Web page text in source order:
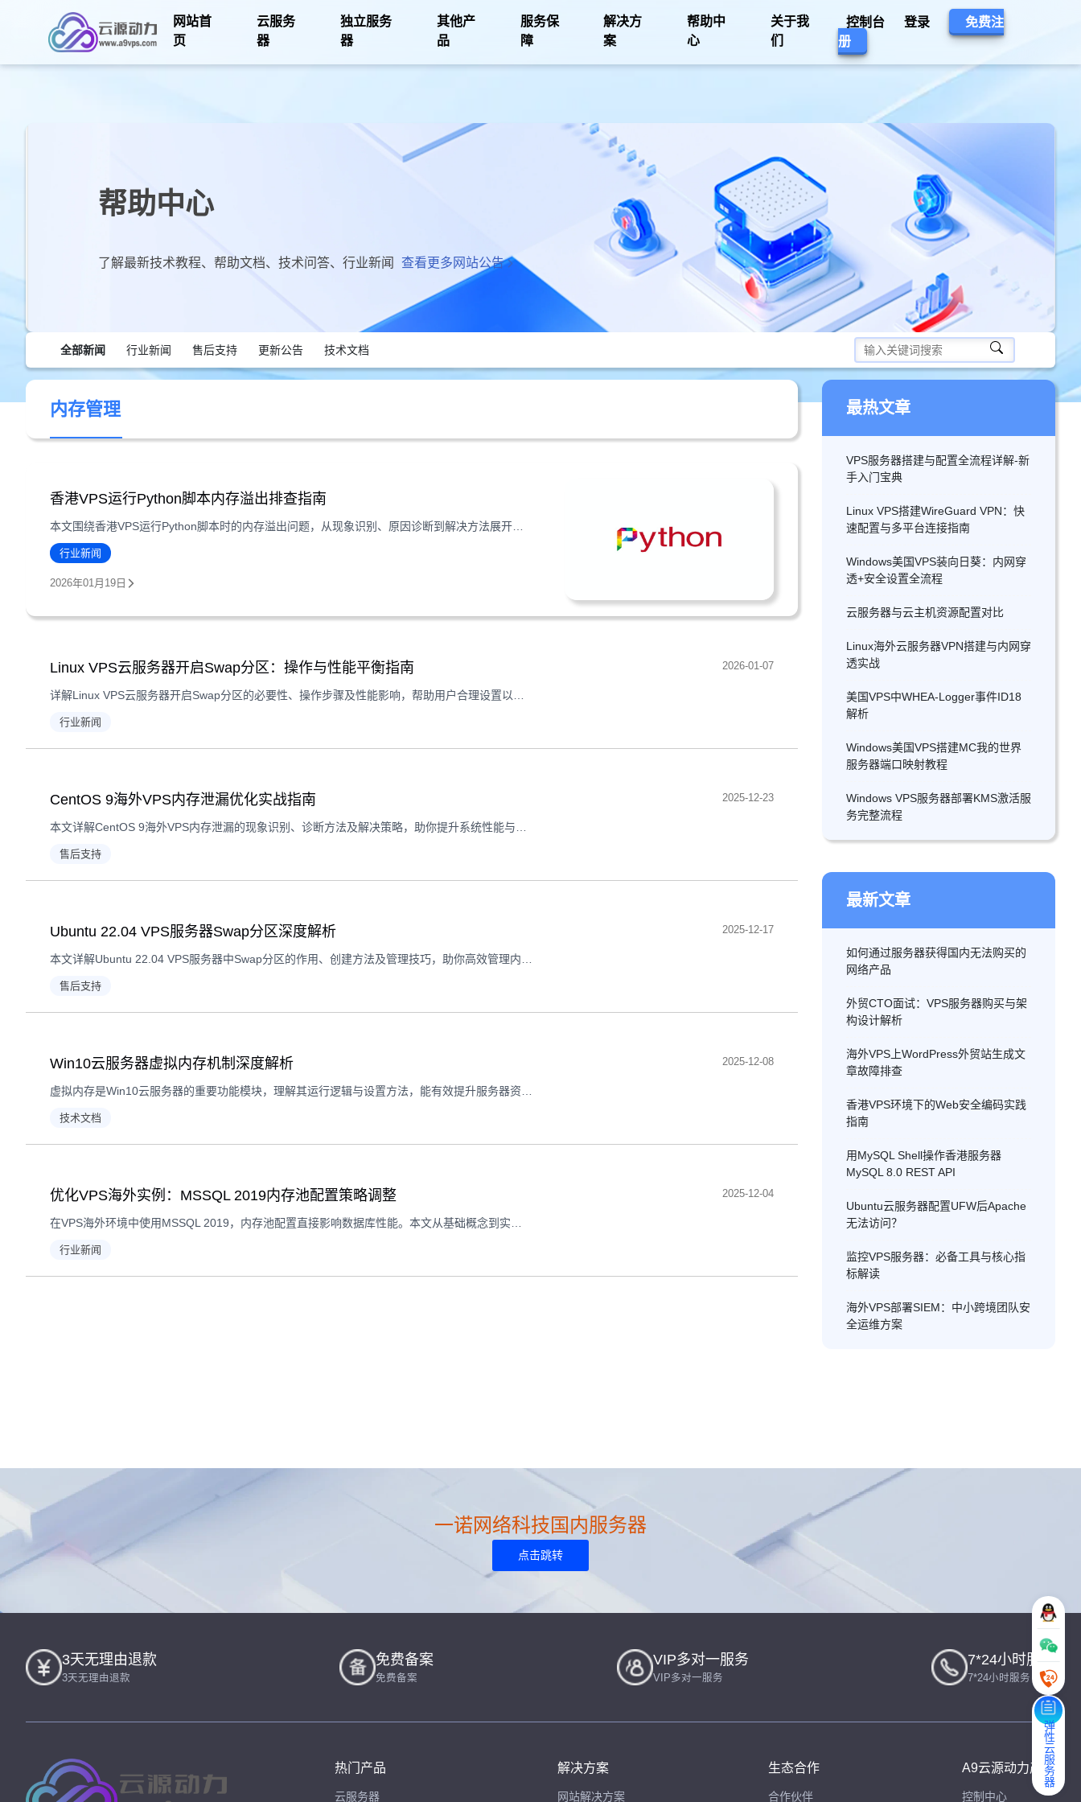
网站首
页
云服务
器
独立服务
器
其他产
品
服务保
障
解决方
案
帮助中
心
关于我
们
控制台 登录
免费注
册
帮助中心
了解最新技术教程、帮助文档、技术问答、行业新闻 查看更多网站公告
全部新闻 行业新闻 售后支持 更新公告 技术文档
内存管理
香港VPS运行Python脚本内存溢出排查指南
行业新闻
2026年01月19日
Linux VPS云服务器开启Swap分区：操作与性能平衡指南
行业新闻
2026-01-07
CentOS 9海外VPS内存泄漏优化实战指南
售后支持
2025-12-23
Ubuntu 22.04 VPS服务器Swap分区深度解析
售后支持
2025-12-17
Win10云服务器虚拟内存机制深度解析
技术文档
2025-12-08
优化VPS海外实例：MSSQL 2019内存池配置策略调整
行业新闻
2025-12-04
最热文章
VPS服务器搭建与配置全流程详解-新
手入门宝典
Linux VPS搭建WireGuard VPN：快
速配置与多平台连接指南
Windows美国VPS装向日葵：内网穿
透+安全设置全流程
云服务器与云主机资源配置对比
Linux海外云服务器VPN搭建与内网穿
透实战
美国VPS中WHEA-Logger事件ID18
解析
Windows美国VPS搭建MC我的世界
服务器端口映射教程
Windows VPS服务器部署KMS激活服
务完整流程
最新文章
如何通过服务器获得国内无法购买的
网络产品
外贸CTO面试：VPS服务器购买与架
构设计解析
海外VPS上WordPress外贸站生成文
章故障排查
香港VPS环境下的Web安全编码实践
指南
用MySQL Shell操作香港服务器
MySQL 8.0 REST API
Ubuntu云服务器配置UFW后Apache
无法访问？
监控VPS服务器：必备工具与核心指
标解读
海外VPS部署SIEM：中小跨境团队安
全运维方案
弹性云服务器
一诺网络科技国内服务器
点击跳转
3天无理由退款
3天无理由退款
免费备案
免费备案
VIP多对一服务
VIP多对一服务
7*24小时服务
7*24小时服务
热门产品
云服务器
解决方案
网站解决方案
生态合作
合作伙伴
A9云源动力产品
控制中心